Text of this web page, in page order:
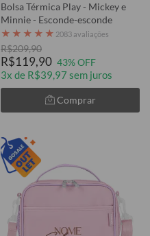
Bolsa Térmica Play - Mickey e
Minnie - Esconde-esconde
★ ★ ★ ★ ★ 2083 avaliações
R$209,90
R$119,90 43% OFF
3x de R$39,97 sem juros
Comprar